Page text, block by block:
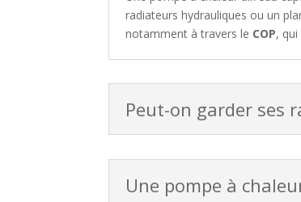
radiateurs hydrauliques ou un
notamment à travers le COP,
Peut-on garder ses
Une pompe à